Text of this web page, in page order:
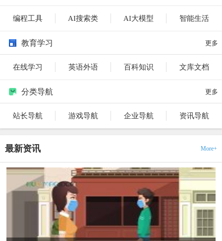
编程工具 AI搜索类 AI大模型 智能生活
教育学习 更多
在线学习 英语外语 百科知识 文库文档
分类导航 更多
站长导航 游戏导航 企业导航 资讯导航
最新资讯 More+